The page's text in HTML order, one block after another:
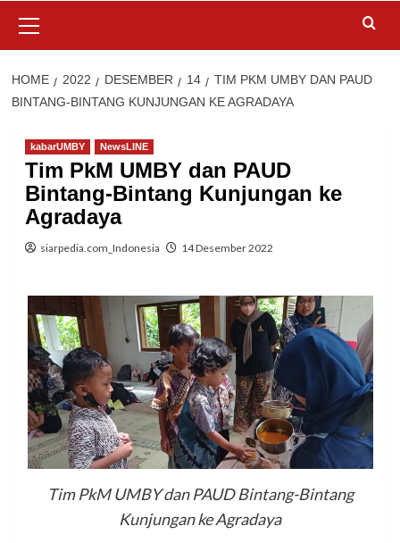
Menu
HOME 2022 DESEMBER 14
TIM PKM UMBY DAN PAUD
BINTANG-BINTANG KUNJUNGAN KE AGRADAYA
kabarUMBY NewsLINE
Tim PkM UMBY dan PAUD
Bintang-Bintang Kunjungan ke
Agradaya
siarpedia.com_Indonesia 14 Desember 2022
Tim PkM UMBY dan PAUD Bintang-Bintang
Kunjungan ke Agradaya